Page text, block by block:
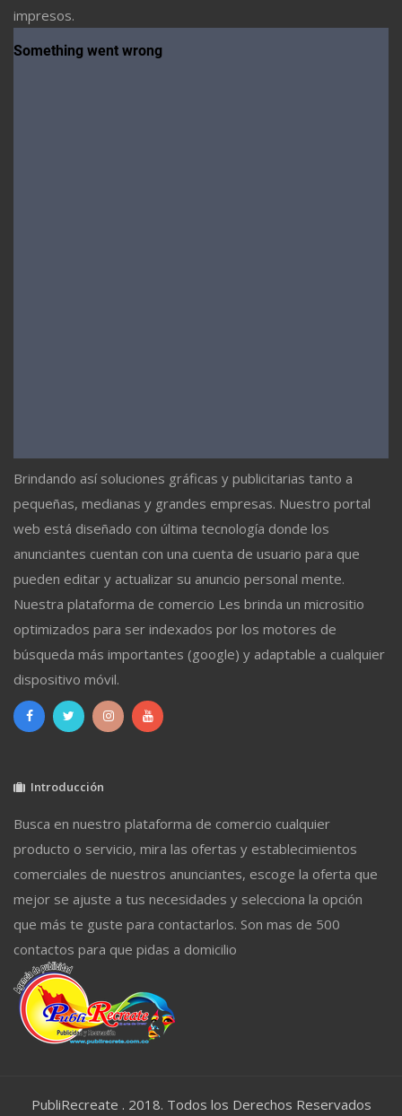
impresos.
Brindando así soluciones gráficas y publicitarias tanto a
pequeñas, medianas y grandes empresas. Nuestro portal
web está diseñado con última tecnología donde los
anunciantes cuentan con una cuenta de usuario para que
pueden editar y actualizar su anuncio personal mente.
Nuestra plataforma de comercio Les brinda un micrositio
optimizados para ser indexados por los motores de
búsqueda más importantes (google) y adaptable a cualquier
dispositivo móvil.
Introducción
Busca en nuestro plataforma de comercio cualquier
producto o servicio, mira las ofertas y establecimientos
comerciales de nuestros anunciantes, escoge la oferta que
mejor se ajuste a tus necesidades y selecciona la opción
que más te guste para contactarlos. Son mas de 500
contactos para que pidas a domicilio
PubliRecreate . 2018. Todos los Derechos Reservados